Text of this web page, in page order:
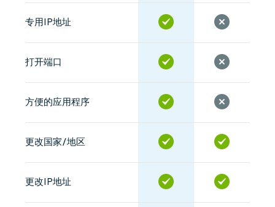
专用IP地址
打开端口
方便的应用程序
更改国家/地区
更改IP地址